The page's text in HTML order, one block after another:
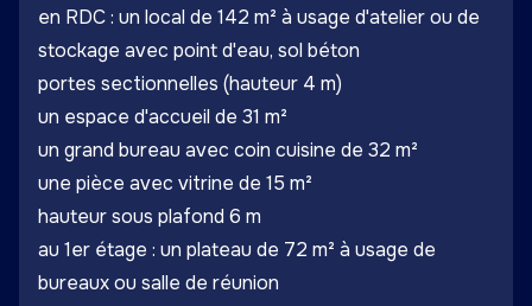
en RDC : un local de 142 m² à usage d'atelier ou de
stockage avec point d'eau, sol béton
portes sectionnelles (hauteur 4 m)
un espace d'accueil de 31 m²
un grand bureau avec coin cuisine de 32 m²
une pièce avec vitrine de 15 m²
hauteur sous plafond 6 m
au 1er étage : un plateau de 72 m² à usage de
bureaux ou salle de réunion